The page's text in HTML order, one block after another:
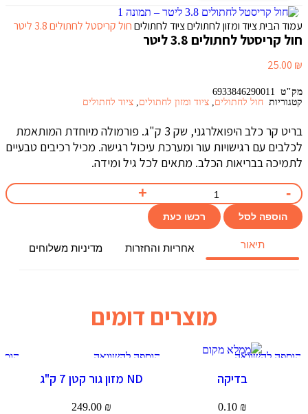
עמוד הביתציוד ומזון לחתוליםציוד לחתוליםחול קריסטל לחתולים 3.8 ליטר
חול קריסטל לחתולים 3.8 ליטר
25.00 ₪
מק"ט
6933846290011
קטגוריות חול לחתולים ציוד ומזון לחתולים ציוד לחתולים
בריט קר כלב היפואלרגני, שק 3 ק"ג. פורמולה מיוחדת המותאמת
לכלבים עם רגישויות עור ומערכת עיכול רגישה. מכיל רכיבים טבעיים
לתמיכה בבריאות הכלב. מתאים לכל גיל ומידה.
הוספה לסל רכשו כעת
תיאור אחריות והחזרות מדיניות משלוחים
מוצרים דומים
הוספה להשוואה
הוספה למועדפים
בדיקה
0.10 ₪
הוספה להשוואה
הוספה למועדפים
ND מזון גור קטן 7 ק"ג
249.00 ₪